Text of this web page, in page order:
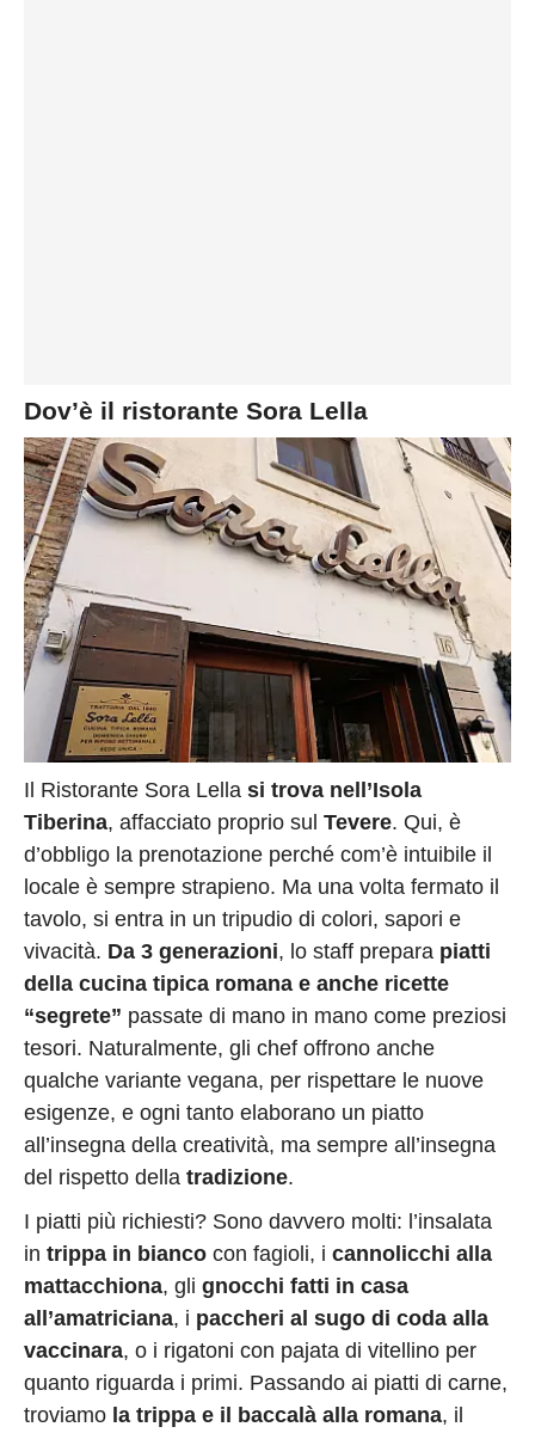
Dov’è il ristorante Sora Lella
Il Ristorante Sora Lella si trova nell’Isola
Tiberina, affacciato proprio sul Tevere. Qui, è
d’obbligo la prenotazione perché com’è intuibile il
locale è sempre strapieno. Ma una volta fermato il
tavolo, si entra in un tripudio di colori, sapori e
vivacità. Da 3 generazioni, lo staff prepara piatti
della cucina tipica romana e anche ricette
“segrete” passate di mano in mano come preziosi
tesori. Naturalmente, gli chef offrono anche
qualche variante vegana, per rispettare le nuove
esigenze, e ogni tanto elaborano un piatto
all’insegna della creatività, ma sempre all’insegna
del rispetto della tradizione.
I piatti più richiesti? Sono davvero molti: l’insalata
in trippa in bianco con fagioli, i cannolicchi alla
mattacchiona, gli gnocchi fatti in casa
all’amatriciana, i paccheri al sugo di coda alla
vaccinara, o i rigatoni con pajata di vitellino per
quanto riguarda i primi. Passando ai piatti di carne,
troviamo la trippa e il baccalà alla romana, il